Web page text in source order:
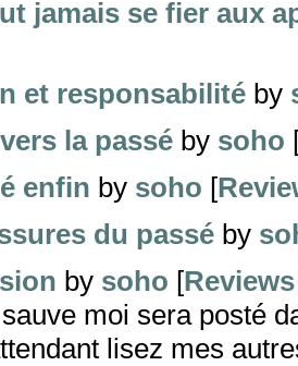
jamais se fier aux
et responsabilité by
la passé by soho
enfin by soho [
du passé by
by soho [Reviews
moi sera posté
lisez mes